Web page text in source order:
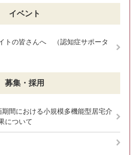
イベント
トの皆さんへ （認知症サポータ
募集・採用
間における小規模多機能型居宅介
について